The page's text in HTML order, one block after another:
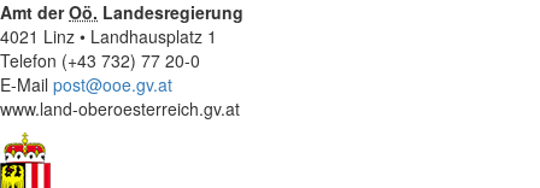
Amt derOö. Landesregierung
4021 Linz • Landhausplatz 1
Telefon (+43 732) 77 20-0
E-Mail post@ooe.gv.at
www.land-oberoesterreich.gv.at